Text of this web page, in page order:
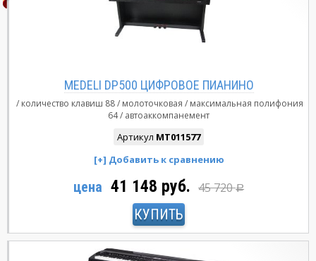
MEDELI DP500 ЦИФРОВОЕ ПИАНИНО
количество клавиш 88 молоточковая
максимальная полифония
64
автоаккомпанемент
Артикул MT011577
цена 41 148 руб. 45 720Р
КУПИТЬ